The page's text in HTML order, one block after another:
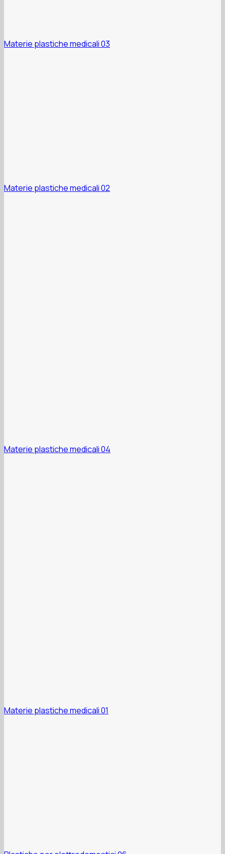
Materie plastiche medicali 03
Materie plastiche medicali 02
Materie plastiche medicali 04
Materie plastiche medicali 01